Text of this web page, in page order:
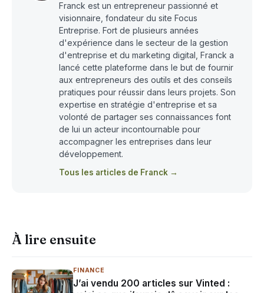
Franck est un entrepreneur passionné et
visionnaire, fondateur du site Focus
Entreprise. Fort de plusieurs années
d'expérience dans le secteur de la gestion
d'entreprise et du marketing digital, Franck a
lancé cette plateforme dans le but de fournir
aux entrepreneurs des outils et des conseils
pratiques pour réussir dans leurs projets. Son
expertise en stratégie d'entreprise et sa
volonté de partager ses connaissances font
de lui un acteur incontournable pour
accompagner les entreprises dans leur
développement.
Tous les articles de Franck →
À lire ensuite
FINANCE
J’ai vendu 200 articles sur Vinted :